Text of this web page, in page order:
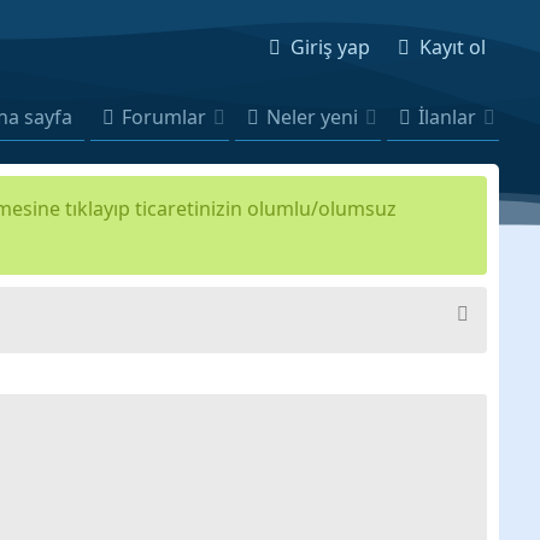
Giriş yap Kayıt ol
sayfa Forumlar Neler yeni İlanlar
tıklayıp ticaretinizin olumlu/olumsuz